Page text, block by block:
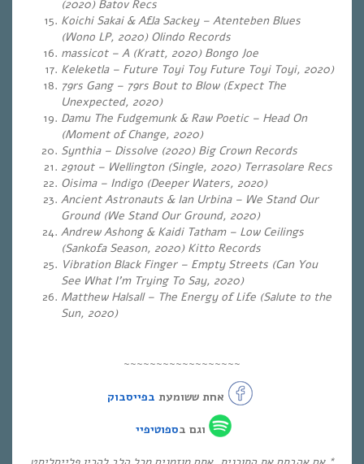
(2020) Batov Recs
Koichi Sakai & Afla Sackey – Atenteben Blues
(Wono LP, 2020) Olindo Records
massicot – A (Kratt, 2020) Bongo Joe
Keleketla – Future Toyi Toy Future Toyi Toyi, 2020)
79rs Gang – 79rs Bout to Blow (Expect The
Unexpected, 2020)
Damu The Fudgemunk & Raw Poetic – Head On
(Moment of Change, 2020)
Synthia – Dissolve (2020) Big Crown Records
291out – Wellington (Single, 2020) Terrasolare Recs
Oisima – Indigo (Deeper Waters, 2020)
Ancient Astronauts & Ian Urbina – We Stand Our
Ground (We Stand Our Ground, 2020)
Andrew Ashong & Kaidi Tatham – Low Ceilings
(Sankofa Season, 2020) Kitto Records
Vibration Black Finger – Empty Streets (Can You
See What I’m Trying To Say, 2020)
Matthew Halsall – The Energy of Life (Salute to the
Sun, 2020)
~~~~~~~~~~~~~~~~~~
אחת ששומעת בפייסבוק
וגם בספוטיפיי